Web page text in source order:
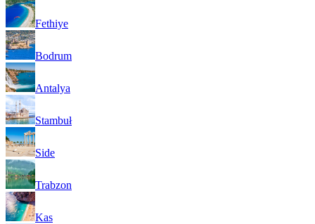
Fethiye
Bodrum
Antalya
Stambuł
Side
Trabzon
Kas